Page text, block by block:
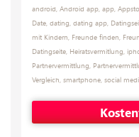
android, Android app, app,
Date, dating, dating app,
mit Kindern, Freunde finden,
Datingseite, Heiratsvermitlung,
Partnervermittlung,
Vergleich, smartphone, social